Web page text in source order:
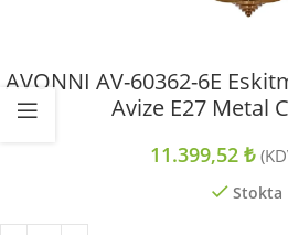
AVONNI AV-60362-6E
Avize E27 Metal
11.399,52 ₺
Stokta